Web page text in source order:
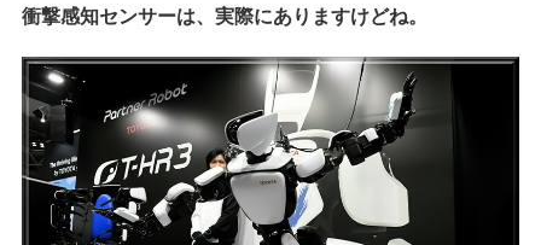
衝撃感知センサーは、実際にありますけどね。